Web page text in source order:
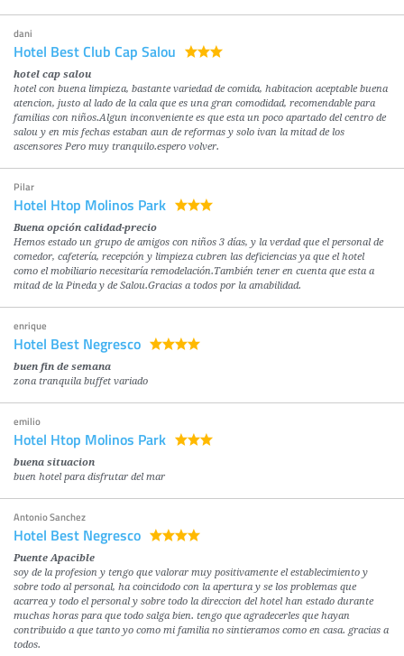
dani
Hotel Best Club Cap Salou
hotel cap salou
hotel con buena limpieza, bastante variedad de comida, habitacion aceptable buena
atencion, justo al lado de la cala que es una gran comodidad, recomendable para
familias con niños.Algun inconveniente es que esta un poco apartado del centro de
salou y en mis fechas estaban aun de reformas y solo ivan la mitad de los
ascensores Pero muy tranquilo.espero volver.
Pilar
Hotel Htop Molinos Park
Buena opción calidad-precio
Hemos estado un grupo de amigos con niños 3 días, y la verdad que el personal de
comedor, cafetería, recepción y limpieza cubren las deficiencias ya que el hotel
como el mobiliario necesitaría remodelación.También tener en cuenta que esta a
mitad de la Pineda y de Salou.Gracias a todos por la amabilidad.
enrique
Hotel Best Negresco
buen fin de semana
zona tranquila buffet variado
emilio
Hotel Htop Molinos Park
buena situacion
buen hotel para disfrutar del mar
Antonio Sanchez
Hotel Best Negresco
Puente Apacible
soy de la profesion y tengo que valorar muy positivamente el establecimiento y
sobre todo al personal, ha coincidodo con la apertura y se los problemas que
acarrea y todo el personal y sobre todo la direccion del hotel han estado durante
muchas horas para que todo salga bien. tengo que agradecerles que hayan
contribuido a que tanto yo como mi familia no sintieramos como en casa. gracias a
todos.